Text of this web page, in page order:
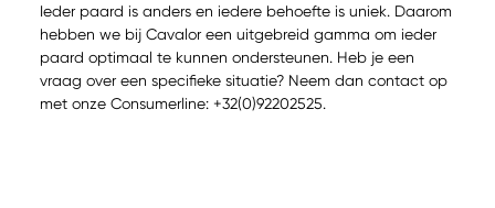
Ieder paard is anders en iedere behoefte is uniek. Daarom
hebben we bij Cavalor een uitgebreid gamma om ieder
paard optimaal te kunnen ondersteunen. Heb je een
vraag over een specifieke situatie? Neem dan contact op
met onze Consumerline: +32(0)92202525.